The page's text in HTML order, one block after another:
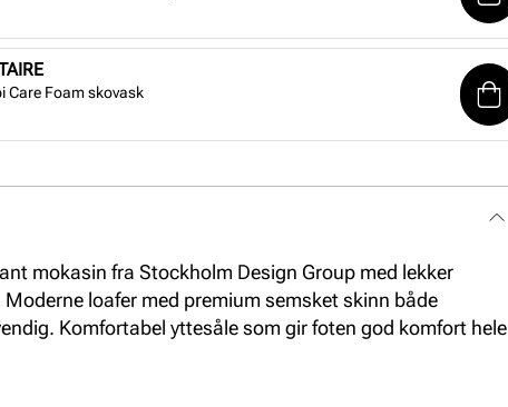
Care Foam skovask
mokasin fra Stockholm Design Group med lekker
loafer med premium semsket skinn både
Komfortabel yttesåle som gir foten god komfort hele